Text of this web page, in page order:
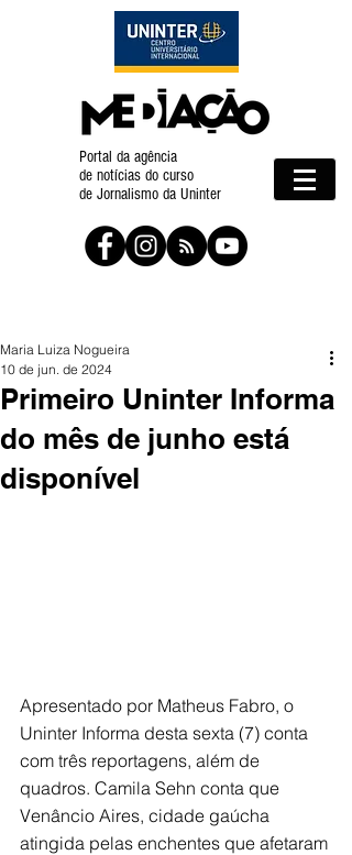
Portal da agência
de notícias do curso
de Jornalismo da Uninter
Primeiro Uninter Informa
do mês de junho está
disponível
Maria Luiza Nogueira
10 de jun. de 2024
Apresentado por Matheus Fabro, o
Uninter Informa desta sexta (7) conta
com três reportagens, além de
quadros. Camila Sehn conta que
Venâncio Aires, cidade gaúcha
atingida pelas enchentes que afetaram